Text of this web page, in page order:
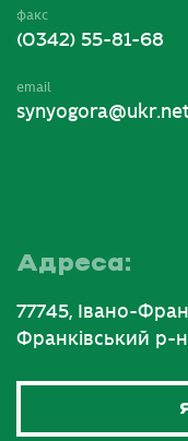
факс
(0342) 55-81-68
email
Адреса:
77745, Івано-
Франківський р-